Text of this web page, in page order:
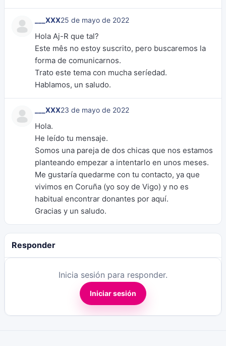
___XXX25 de mayo de 2022
Hola Aj-R que tal?
Este mês no estoy suscrito, pero buscaremos la
forma de comunicarnos.
Trato este tema con mucha seríedad.
Hablamos, un saludo.
___XXX23 de mayo de 2022
Hola.
He leído tu mensaje.
Somos una pareja de dos chicas que nos estamos
planteando empezar a intentarlo en unos meses.
Me gustaría quedarme con tu contacto, ya que
vivimos en Coruña (yo soy de Vigo) y no es
habitual encontrar donantes por aquí.
Gracias y un saludo.
Responder
Inicia sesión para responder.
Iniciar sesión